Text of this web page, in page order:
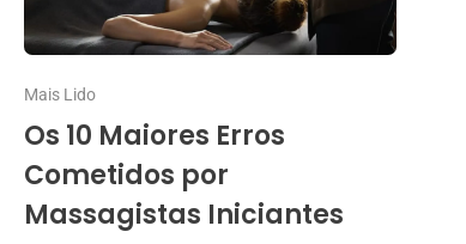
Mais Lido
Os 10 Maiores Erros
Cometidos por
Massagistas Iniciantes